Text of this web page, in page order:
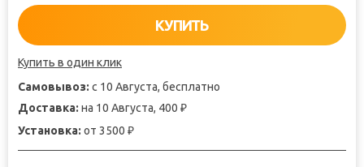
КУПИТЬ
Купить в один клик
Самовывоз: с 10 Августа, бесплатно
Доставка: на 10 Августа, 400 ₽
Установка: от 3500 ₽